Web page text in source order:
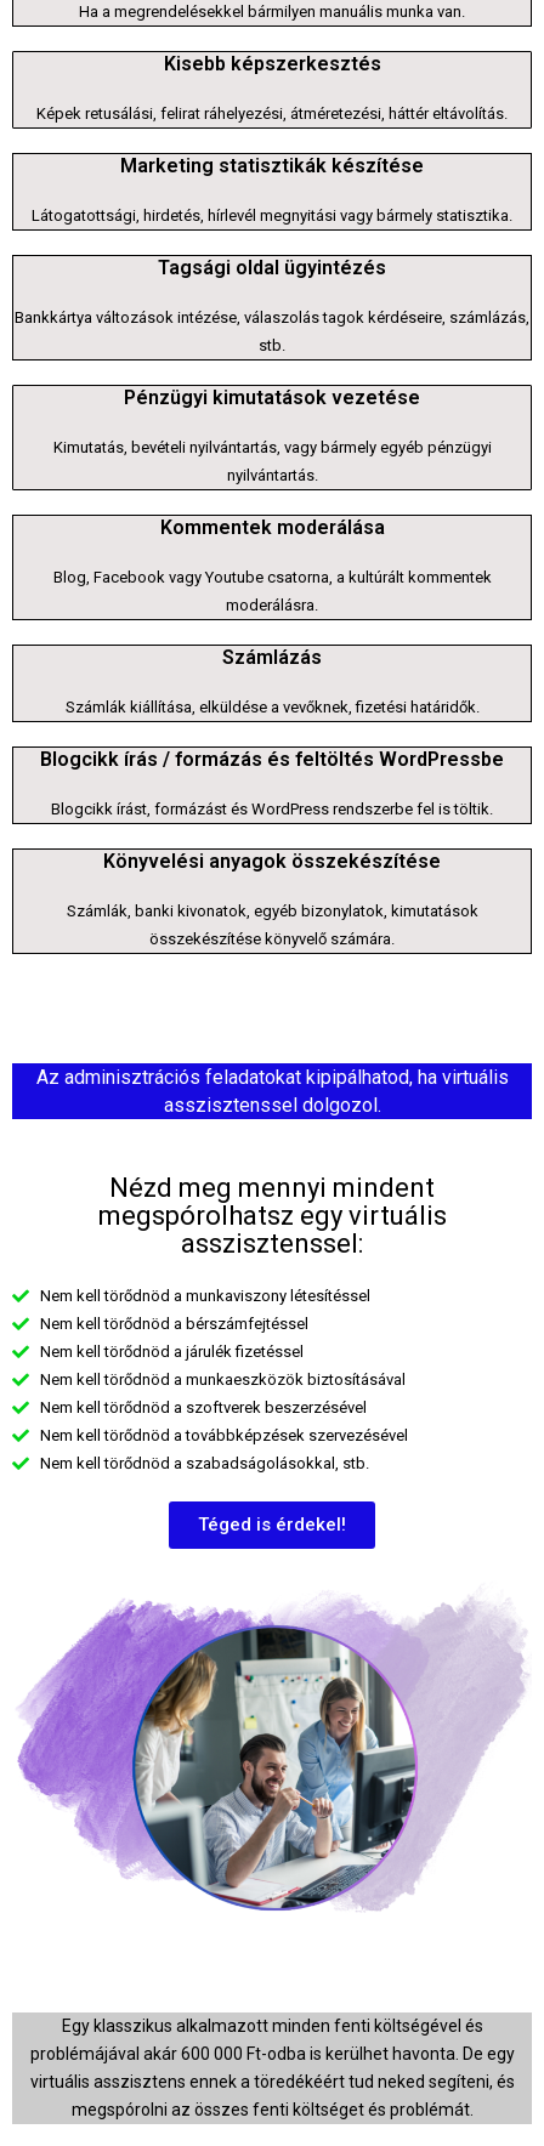
Ha a megrendelésekkel bármilyen manuális munka van.
Kisebb képszerkesztés
Képek retusálási, felirat ráhelyezési, átméretezési, háttér eltávolítás.
Marketing statisztikák készítése
Látogatottsági, hirdetés, hírlevél megnyitási vagy bármely statisztika.
Tagsági oldal ügyintézés
Bankkártya változások intézése, válaszolás tagok kérdéseire, számlázás,
stb.
Pénzügyi kimutatások vezetése
Kimutatás, bevételi nyilvántartás, vagy bármely egyéb pénzügyi
nyilvántartás.
Kommentek moderálása
Blog, Facebook vagy Youtube csatorna, a kultúrált kommentek
moderálásra.
Számlázás
Számlák kiállítása, elküldése a vevőknek, fizetési határidők.
Blogcikk írás / formázás és feltöltés WordPressbe
Blogcikk írást, formázást és WordPress rendszerbe fel is töltik.
Könyvelési anyagok összekészítése
Számlák, banki kivonatok, egyéb bizonylatok, kimutatások
összekészítése könyvelő számára.
Az adminisztrációs feladatokat kipipálhatod, ha virtuális
asszisztenssel dolgozol.
Nézd meg mennyi mindent
megspórolhatsz egy virtuális
asszisztenssel:
Nem kell törődnöd a munkaviszony létesítéssel
Nem kell törődnöd a bérszámfejtéssel
Nem kell törődnöd a járulék fizetéssel
Nem kell törődnöd a munkaeszközök biztosításával
Nem kell törődnöd a szoftverek beszerzésével
Nem kell törődnöd a továbbképzések szervezésével
Nem kell törődnöd a szabadságolásokkal, stb.
Téged is érdekel!
Egy klasszikus alkalmazott minden fenti költségével és
problémájával akár 600 000 Ft-odba is kerülhet havonta. De egy
virtuális asszisztens ennek a töredékéért tud neked segíteni, és
megspórolni az összes fenti költséget és problémát.